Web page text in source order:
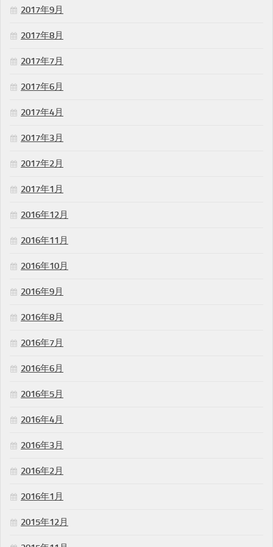
2017年9月
2017年8月
2017年7月
2017年6月
2017年4月
2017年3月
2017年2月
2017年1月
2016年12月
2016年11月
2016年10月
2016年9月
2016年8月
2016年7月
2016年6月
2016年5月
2016年4月
2016年3月
2016年2月
2016年1月
2015年12月